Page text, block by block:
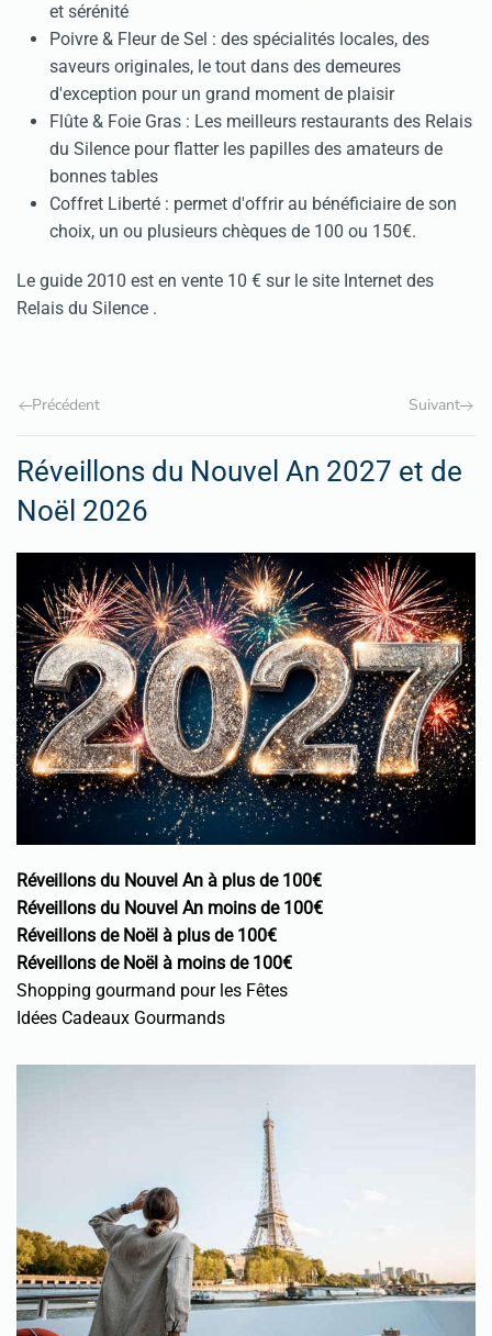
et sérénité
Poivre & Fleur de Sel : des spécialités locales, des
saveurs originales, le tout dans des demeures
d'exception pour un grand moment de plaisir
Flûte & Foie Gras : Les meilleurs restaurants des Relais
du Silence pour flatter les papilles des amateurs de
bonnes tables
Coffret Liberté : permet d'offrir au bénéficiaire de son
choix, un ou plusieurs chèques de 100 ou 150€.
Le guide 2010 est en vente 10 € sur le site Internet des
Relais du Silence .
Précédent Suivant
Réveillons du Nouvel An 2027 et de
Noël 2026
Réveillons du Nouvel An à plus de 100€
Réveillons du Nouvel An moins de 100€
Réveillons de Noël à plus de 100€
Réveillons de Noël à moins de 100€
Shopping gourmand pour les Fêtes
Idées Cadeaux Gourmands